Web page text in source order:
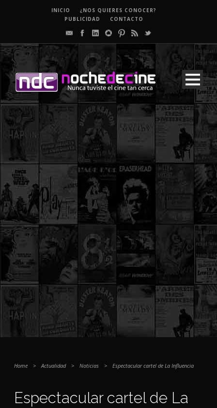
INICIO
¿NOS QUIERES CONOCER?
PUBLICIDAD
CONTACTO
Home > Actualidad > Noticias > Espectacular cartel de La Influencia
Espectacular cartel de La